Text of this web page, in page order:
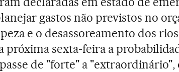
gastos não previstos no
e o desassoreamento dos
próxima sexta-feira a
de "forte" a "extraordinário",